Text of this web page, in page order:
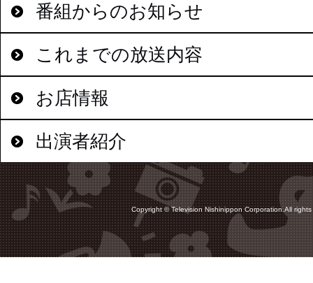
番組からのお知らせ
これまでの放送内容
お店情報
出演者紹介
Copyright © Television Nishinippon Corporation.All